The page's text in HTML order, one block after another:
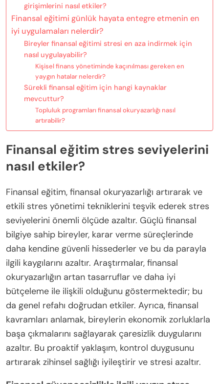
girişimlerini nasıl etkiler?
Finansal eğitimi günlük hayata entegre etmenin en
iyi uygulamaları nelerdir?
Bireyler finansal eğitimi stresi en aza indirmek için
nasıl uygulayabilir?
Kişisel finans yönetiminde kaçınılması gereken en
yaygın hatalar nelerdir?
Sürekli finansal eğitim için hangi kaynaklar
mevcuttur?
Topluluk programları finansal okuryazarlığı nasıl
artırabilir?
Finansal eğitim stres seviyelerini
nasıl etkiler?
Finansal eğitim, finansal okuryazarlığı artırarak ve
etkili stres yönetimi tekniklerini teşvik ederek stres
seviyelerini önemli ölçüde azaltır. Güçlü finansal
bilgiye sahip bireyler, karar verme süreçlerinde
daha kendine güvenli hissederler ve bu da parayla
ilgili kaygılarını azaltır. Araştırmalar, finansal
okuryazarlığın artan tasarruflar ve daha iyi
bütçeleme ile ilişkili olduğunu göstermektedir; bu
da genel refahı doğrudan etkiler. Ayrıca, finansal
kavramları anlamak, bireylerin ekonomik zorluklarla
başa çıkmalarını sağlayarak çaresizlik duygularını
azaltır. Bu proaktif yaklaşım, kontrol duygusunu
artırarak zihinsel sağlığı iyileştirir ve stresi azaltır.